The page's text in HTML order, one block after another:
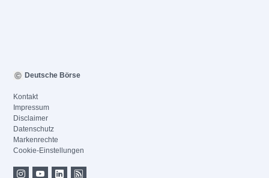
Deutsche Börse
Kontakt
Impressum
Disclaimer
Datenschutz
Markenrechte
Cookie-Einstellungen